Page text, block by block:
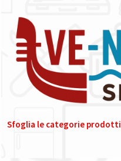
alla
navigazione
contenuto
Sfoglia le categorie prodotti